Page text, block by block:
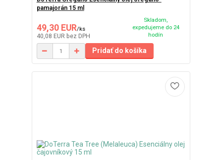
pamajorán 15 ml
49,30 EUR/ks
40,08 EUR bez DPH
Skladom,
expedujeme do 24
hodín
Pridať do košíka